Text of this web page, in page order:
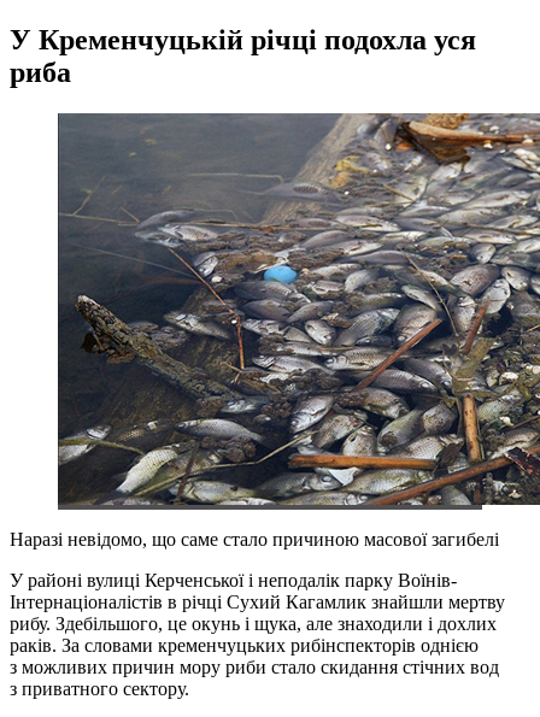
У Кременчуцькій річці подохла уся
риба
Наразі невідомо, що саме стало причиною масової загибелі
У районі вулиці Керченської і неподалік парку Воїнів-
Інтернаціоналістів в річці Сухий Кагамлик знайшли мертву
рибу. Здебільшого, це окунь і щука, але знаходили і дохлих
раків. За словами кременчуцьких рибінспекторів однією
з можливих причин мору риби стало скидання стічних вод
з приватного сектору.